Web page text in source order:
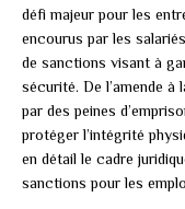
défi majeur pour les
encourus par les
de sanctions visant à
sécurité. De l’amende à
par des peines
protéger l’intégrité
en détail le cadre
sanctions pour les